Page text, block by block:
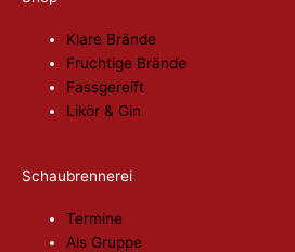
Klare Brände
Fruchtige Brände
Fassgereift
Likör & Gin
Schaubrennerei
Termine
Als Gruppe